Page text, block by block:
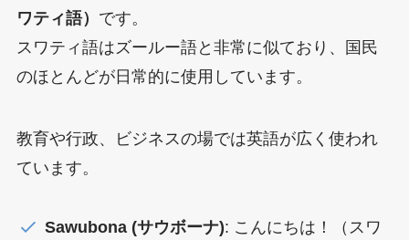
ワティ語） です。
スワティ語はズールー語と非常に似ており、国民
のほとんどが日常的に使用しています。
教育や行政、ビジネスの場では英語が広く使われ
ています。
Sawubona (サウボーナ): こんにちは！（スワ